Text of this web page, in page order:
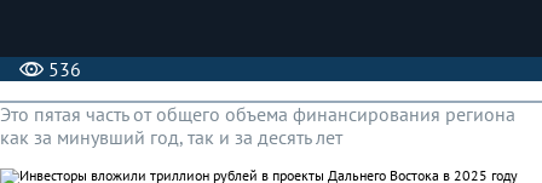
536
Это пятая часть от общего объема финансирования региона
как за минувший год, так и за десять лет